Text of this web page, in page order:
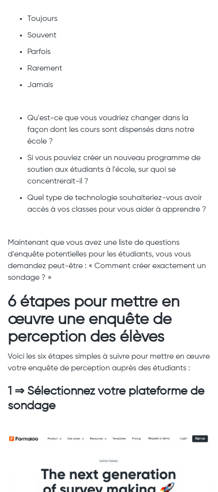
Toujours
Souvent
Parfois
Rarement
Jamais
Qu'est-ce que vous voudriez changer dans la
façon dont les cours sont dispensés dans notre
école ?
Si vous pouviez créer un nouveau programme de
soutien aux étudiants à l'école, sur quoi se
concentrerait-il ?
Quel type de technologie souhaiteriez-vous avoir
accès à vos classes pour vous aider à apprendre ?
Maintenant que vous avez une liste de questions
d'enquête potentielles pour les étudiants, vous vous
demandez peut-être : « Comment créer exactement un
sondage ? »
6 étapes pour mettre en
œuvre une enquête de
perception des élèves
Voici les six étapes simples à suivre pour mettre en œuvre
votre enquête de perception auprès des étudiants :
1 ⇒ Sélectionnez votre plateforme de
sondage